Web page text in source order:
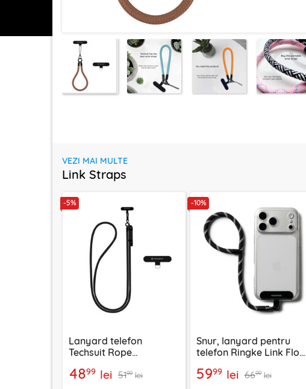
VEZI MAI MULTE
Link Straps
-5%
Lanyard telefon
Techsuit Rope
03, negru
4899 lei 5199 lei
-10%
Snur, lanyard pentru
telefon Ringke Link Flow
5999 lei 6699 lei